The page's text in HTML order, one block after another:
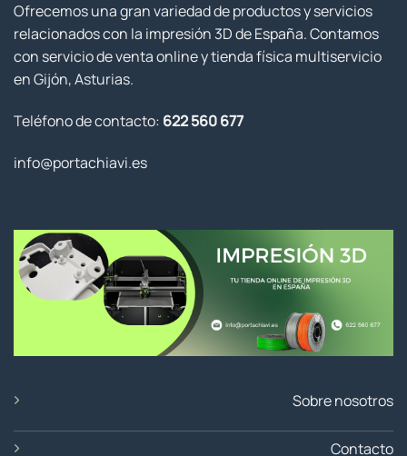
Ofrecemos una gran variedad de productos y servicios
relacionados con la impresión 3D de España. Contamos
con servicio de venta online y tienda física multiservicio
en Gijón, Asturias.
Teléfono de contacto: 622 560 677
info@portachiavi.es
Sobre nosotros
Contacto